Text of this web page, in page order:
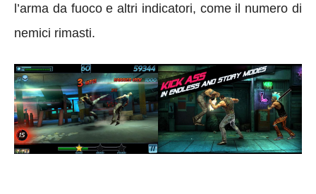
l’arma da fuoco e altri indicatori, come il numero di
nemici rimasti.